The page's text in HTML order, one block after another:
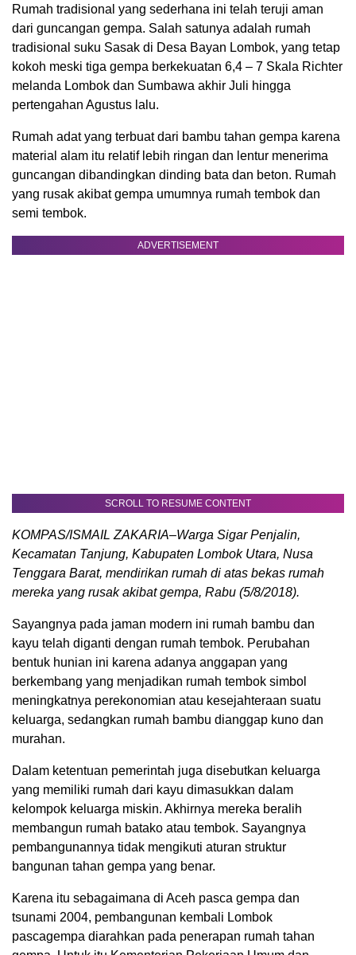
Rumah tradisional yang sederhana ini telah teruji aman
dari guncangan gempa. Salah satunya adalah rumah
tradisional suku Sasak di Desa Bayan Lombok, yang tetap
kokoh meski tiga gempa berkekuatan 6,4 – 7 Skala Richter
melanda Lombok dan Sumbawa akhir Juli hingga
pertengahan Agustus lalu.
Rumah adat yang terbuat dari bambu tahan gempa karena
material alam itu relatif lebih ringan dan lentur menerima
guncangan dibandingkan dinding bata dan beton. Rumah
yang rusak akibat gempa umumnya rumah tembok dan
semi tembok.
ADVERTISEMENT
SCROLL TO RESUME CONTENT
KOMPAS/ISMAIL ZAKARIA–Warga Sigar Penjalin,
Kecamatan Tanjung, Kabupaten Lombok Utara, Nusa
Tenggara Barat, mendirikan rumah di atas bekas rumah
mereka yang rusak akibat gempa, Rabu (5/8/2018).
Sayangnya pada jaman modern ini rumah bambu dan
kayu telah diganti dengan rumah tembok. Perubahan
bentuk hunian ini karena adanya anggapan yang
berkembang yang menjadikan rumah tembok simbol
meningkatnya perekonomian atau kesejahteraan suatu
keluarga, sedangkan rumah bambu dianggap kuno dan
murahan.
Dalam ketentuan pemerintah juga disebutkan keluarga
yang memiliki rumah dari kayu dimasukkan dalam
kelompok keluarga miskin. Akhirnya mereka beralih
membangun rumah batako atau tembok. Sayangnya
pembangunannya tidak mengikuti aturan struktur
bangunan tahan gempa yang benar.
Karena itu sebagaimana di Aceh pasca gempa dan
tsunami 2004, pembangunan kembali Lombok
pascagempa diarahkan pada penerapan rumah tahan